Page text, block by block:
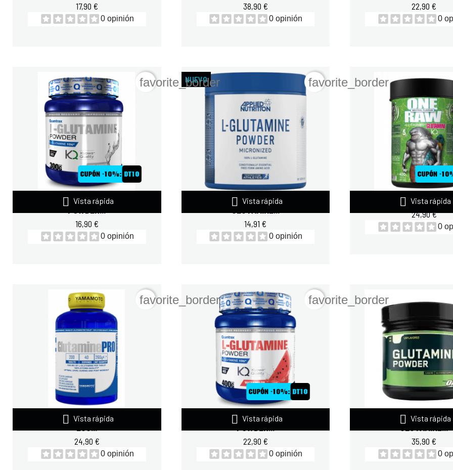
17,90 €
0 opinión
38,90 €
0 opinión
22,90 €
0
 Vista rápida
QUAMTRAX L-GLUTAMINE
POWDER...
16,90 €
0 opinión
favorite_border
 Vista rápida
APPLIED NUTRITION
GLUTAMINE...
14,91 €
0 opinión
NUEVO favorite_border
 Vista rápida
ZOOMAD ONE RAW
24,90 €
0
 Vista rápida
YAMAMOTO GLUTAMINE PRO
24,90 €
0 opinión
favorite_border
 Vista rápida
QUAMTRAX L-GLUTAMINE
POWDER...
22,90 €
0 opinión
favorite_border
 Vista rápida
OPTIMUM
GLUTAMINE...
35,90 €
0